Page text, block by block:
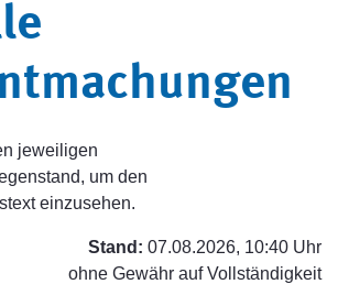
jeweiligen
um den
einzusehen.
Stand: 07.08.2026, 10:40 Uhr
ohne Gewähr auf Vollständigkeit